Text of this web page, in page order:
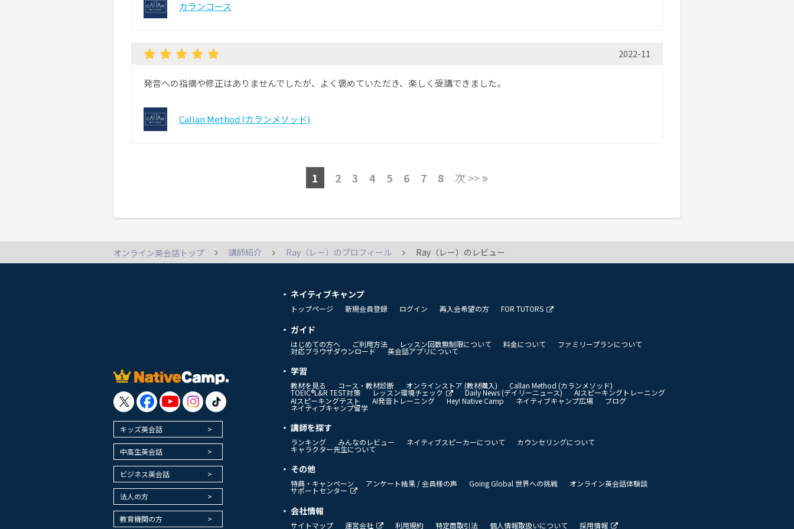
カランコース
2022-11
発音への指摘や修正はありませんでしたが、よく褒めていただき、楽しく受講できました。
Callan Method (カランメソッド)
1 2 3 4 5 6 7 8 次 >>
オンライン英会話トップ 講師紹介 Ray（レー）のプロフィール Ray（レー）のレビュー
キッズ英会話
中高生英会話
ビジネス英会話
法人の方
教育機関の方
ネイティブキャンプ
トップページ 新規会員登録 ログイン 再入会希望の方 FOR TUTORS
ガイド
はじめての方へ ご利用方法 レッスン回数無制限について 料金について ファミリープランについて
対応ブラウザダウンロード 英会話アプリについて
学習
教材を見る コース・教材診断 オンラインストア (教材購入) Callan Method (カランメソッド)
TOEIC®L&R TEST対策 レッスン環境チェック Daily News (デイリーニュース)
AIスピーキングトレーニング
AIスピーキングテスト
AI発音トレーニング Hey! Native Camp ネイティブキャンプ広場 ブログ
ネイティブキャンプ留学
講師を探す
ランキング みんなのレビュー ネイティブスピーカーについて カウンセリングについて
キャラクター先生について
その他
特典・キャンペーン アンケート結果 / 会員様の声 Going Global 世界への挑戦 オンライン英会話体験談
サポートセンター
会社情報
サイトマップ 運営会社 利用規約 特定商取引法 個人情報取扱いについて 採用情報